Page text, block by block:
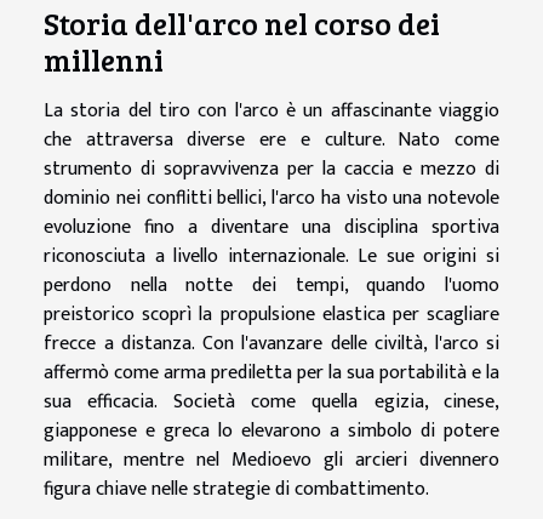
Storia dell'arco nel corso dei
millenni
La storia del tiro con l'arco è un affascinante viaggio
che attraversa diverse ere e culture. Nato come
strumento di sopravvivenza per la caccia e mezzo di
dominio nei conflitti bellici, l'arco ha visto una notevole
evoluzione fino a diventare una disciplina sportiva
riconosciuta a livello internazionale. Le sue origini si
perdono nella notte dei tempi, quando l'uomo
preistorico scoprì la propulsione elastica per scagliare
frecce a distanza. Con l'avanzare delle civiltà, l'arco si
affermò come arma prediletta per la sua portabilità e la
sua efficacia. Società come quella egizia, cinese,
giapponese e greca lo elevarono a simbolo di potere
militare, mentre nel Medioevo gli arcieri divennero
figura chiave nelle strategie di combattimento.